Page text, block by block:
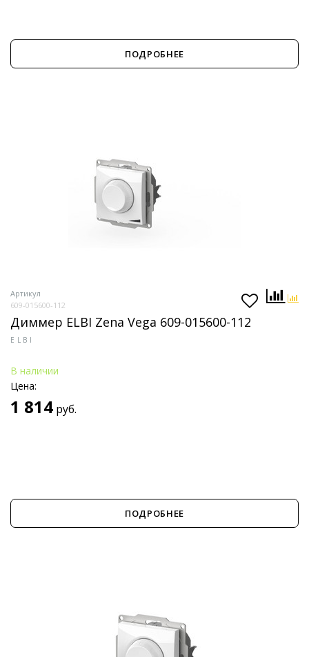
ПОДРОБНЕЕ
Артикул
609-015600-112
Диммер ELBI Zena Vega 609-015600-112
ELBI
В наличии
Цена:
1 814 руб.
ПОДРОБНЕЕ